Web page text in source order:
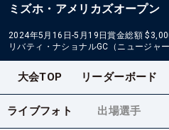
ミズホ・アメリカズオープン
2024年5月16日-5月19日賞金総額
リバティ・ナショナルGC（ニュージャー
大会TOP リーダーボード
ライブフォト 出場選手